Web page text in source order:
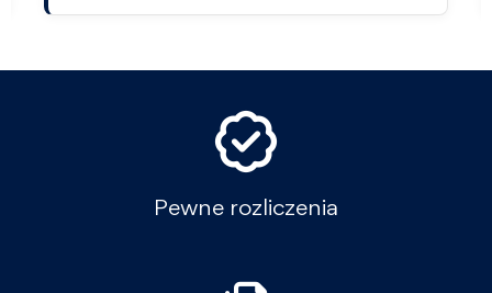
Pewne rozliczenia